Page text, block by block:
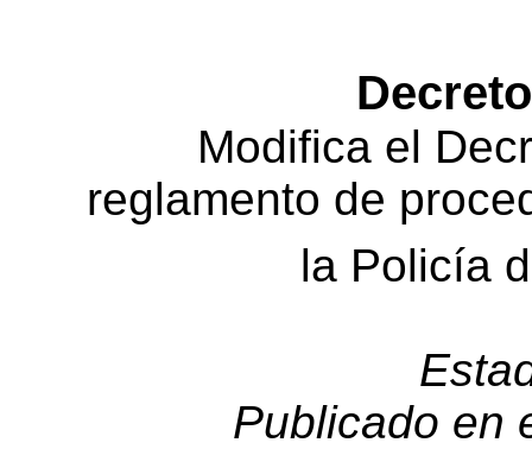
Modifica el
reglamento de
la Policía
Publicado en